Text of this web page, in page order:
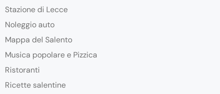
Stazione di Lecce
Noleggio auto
Mappa del Salento
Musica popolare e Pizzica
Ristoranti
Ricette salentine